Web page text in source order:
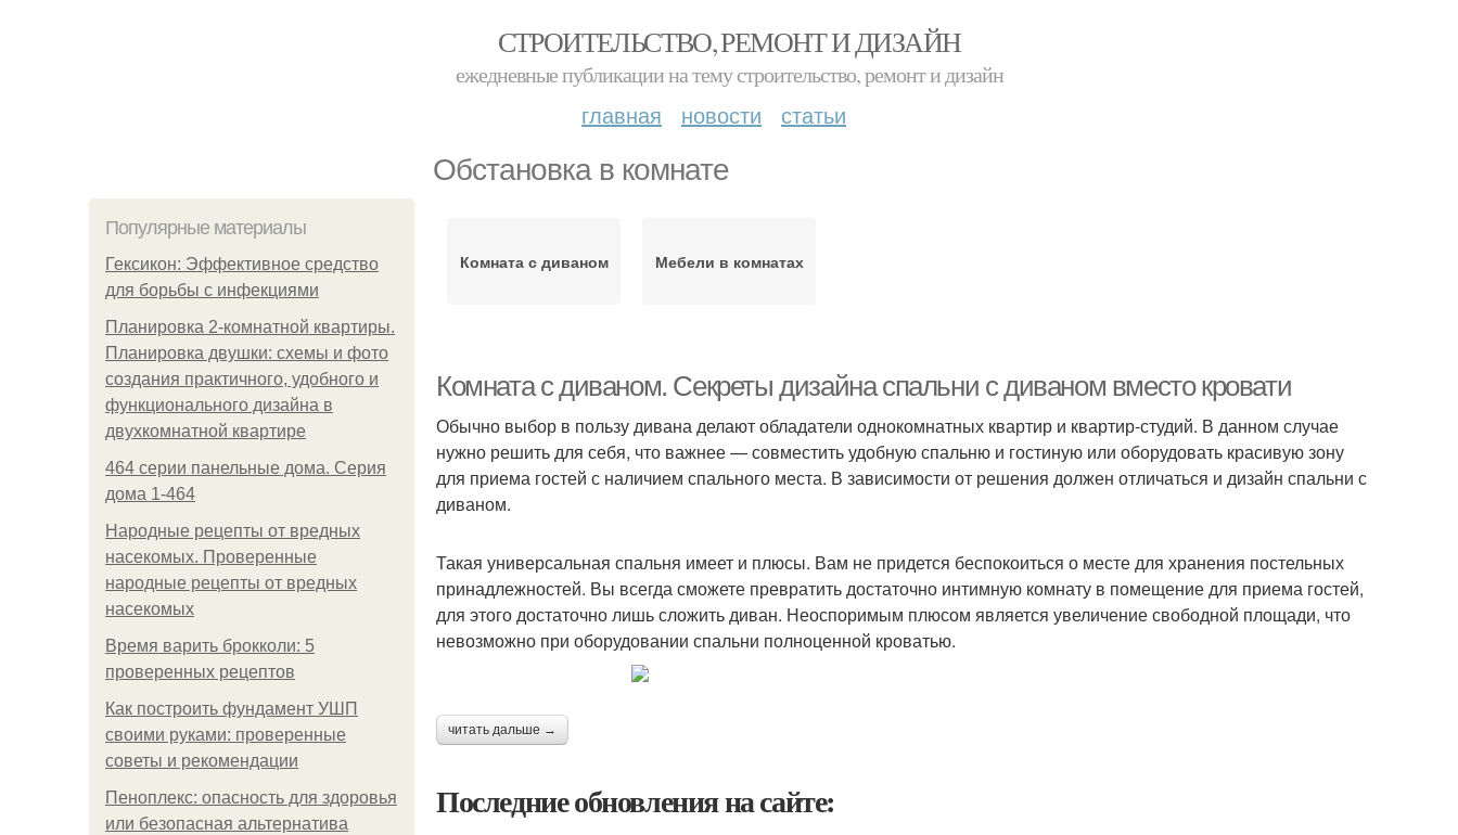
СТРОИТЕЛЬСТВО, РЕМОНТ И ДИЗАЙН
ежедневные публикации на тему строительство, ремонт и дизайн
главная новости статьи
Обстановка в комнате
Популярные материалы
Гексикон: Эффективное средство
для борьбы с инфекциями
Планировка 2-комнатной квартиры.
Планировка двушки: схемы и фото
создания практичного, удобного и
функционального дизайна в
двухкомнатной квартире
464 серии панельные дома. Серия
дома 1-464
Народные рецепты от вредных
насекомых. Проверенные
народные рецепты от вредных
насекомых
Время варить брокколи: 5
проверенных рецептов
Как построить фундамент УШП
своими руками: проверенные
советы и рекомендации
Пеноплекс: опасность для здоровья
или безопасная альтернатива
Комната с диваном Мебели в комнатах
Комната с диваном. Секреты дизайна спальни с диваном вместо кровати
Обычно выбор в пользу дивана делают обладатели однокомнатных квартир и квартир-студий. В данном случае
нужно решить для себя, что важнее — совместить удобную спальню и гостиную или оборудовать красивую зону
для приема гостей с наличием спального места. В зависимости от решения должен отличаться и дизайн спальни с
диваном.
Такая универсальная спальня имеет и плюсы. Вам не придется беспокоиться о месте для хранения постельных
принадлежностей. Вы всегда сможете превратить достаточно интимную комнату в помещение для приема гостей,
для этого достаточно лишь сложить диван. Неоспоримым плюсом является увеличение свободной площади, что
невозможно при оборудовании спальни полноценной кроватью.
читать дальше →
Последние обновления на сайте: